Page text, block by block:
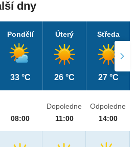
dny
Pondělí
33 °C
Úterý
26 °C
Středa
27 °C
08:00
Dopoledne
11:00
Odpoledne
14:00